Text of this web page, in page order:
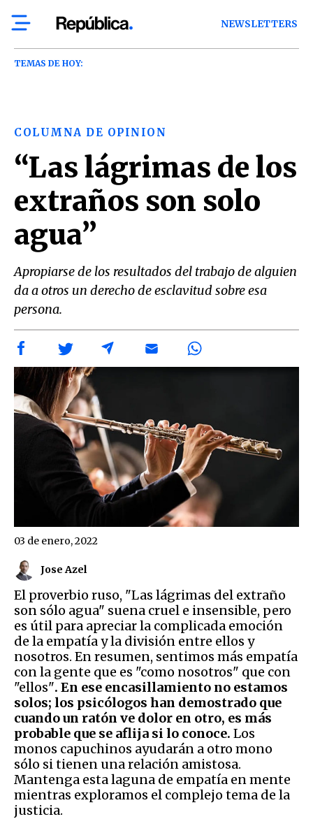
NEWSLETTERS
TEMAS DE HOY:
COLUMNA DE OPINION
“Las lágrimas de los
extraños son solo
agua”
Apropiarse de los resultados del trabajo de alguien
da a otros un derecho de esclavitud sobre esa
persona.
Jose Azel
03 de enero, 2022
El proverbio ruso, "Las lágrimas del extraño
son sólo agua" suena cruel e insensible, pero
es útil para apreciar la complicada emoción
de la empatía y la división entre ellos y
nosotros. En resumen, sentimos más empatía
con la gente que es "como nosotros" que con
"ellos". En ese encasillamiento no estamos
solos; los psicólogos han demostrado que
cuando un ratón ve dolor en otro, es más
probable que se aflija si lo conoce. Los
monos capuchinos ayudarán a otro mono
sólo si tienen una relación amistosa.
Mantenga esta laguna de empatía en mente
mientras exploramos el complejo tema de la
justicia.